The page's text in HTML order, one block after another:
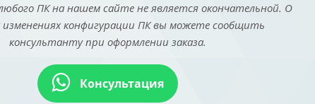
ПК на нашем сайте не является окончательной. О
конфигурации ПК вы можете сообщить
консультанту при оформлении заказа.
Консультация